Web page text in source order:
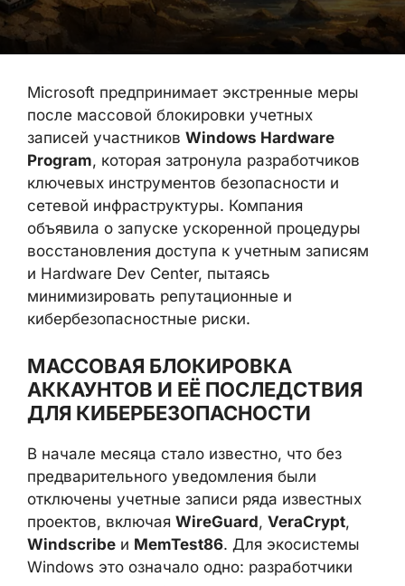
Microsoft предпринимает экстренные меры
записей участниковWindows Hardware
Program, которая затронула разработчиков
ключевых инструментов безопасности и
сетевой инфраструктуры. Компания
объявила о запуске ускоренной процедуры
восстановления доступа к учетным
записям и Hardware Dev Center, пытаясь
минимизировать репутационные и
кибербезопасностные риски.
МАССОВАЯ БЛОКИРОВКА
ДЛЯ КИБЕРБЕЗОПАСНОСТИ
В начале месяца стало известно, что без
отключены учетные записи ряда известных
проектов, включаяWireGuard,VeraCrypt
Windscribe иMemTest86. Для экосистемы
Windows это означало одно: разработчики
лишились возможностиподписывать
драйверы и выпускать обновления, в том